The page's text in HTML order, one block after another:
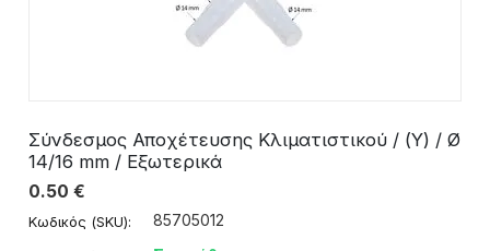
Σύνδεσμος Αποχέτευσης Κλιματιστικού / (Υ) / Ø
14/16 mm / Εξωτερικά
0.50 €
Κωδικός (SKU): 85705012